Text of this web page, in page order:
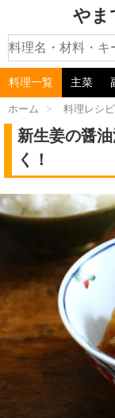
やま
料理一覧 主菜
ホーム > 料理レシピ
新生姜の醤
く！